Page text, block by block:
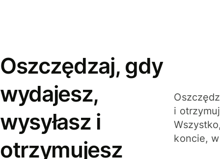
Oszczędzaj, gdy
wydajesz,
wysyłasz i
otrzymujesz
i
koncie,